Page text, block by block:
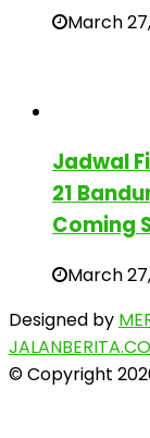
March
Jadwal
21
Coming
March
Designed by
© Copyright